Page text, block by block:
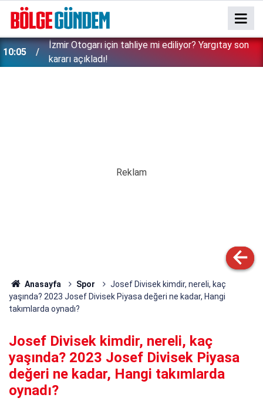
10:05
İzmir Otogarı için tahliye mi ediliyor? Yargıtay son
kararı açıkladı!
09:32
Uçak yolcularının cebini yakacak haber: Kabin bagajı
için ek ücret alınacak!
Anasayfa Spor
Josef Divisek kimdir, nereli, kaç
yaşında? 2023 Josef Divisek Piyasa değeri ne kadar, Hangi
takımlarda oynadı?
Josef Divisek kimdir, nereli, kaç
yaşında? 2023 Josef Divisek Piyasa
değeri ne kadar, Hangi takımlarda
oynadı?